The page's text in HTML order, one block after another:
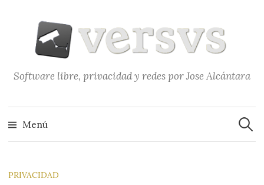
contenido
Software libre, privacidad y redes por Jose Alcántara
Menú
PRIVACIDAD